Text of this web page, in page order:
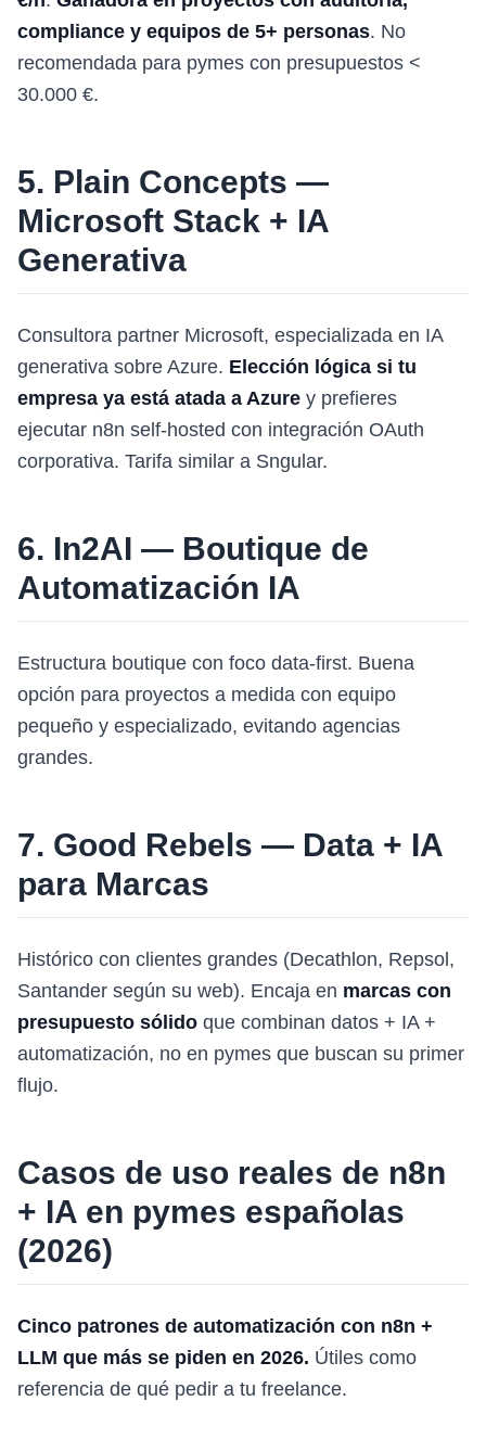
compliance y equipos de 5+ personas. No
recomendada para pymes con presupuestos <
30.000 €.
5. Plain Concepts —
Microsoft Stack + IA
Generativa
Consultora partner Microsoft, especializada en IA
generativa sobre Azure. Elección lógica si tu
empresa ya está atada a Azure y prefieres
ejecutar n8n self-hosted con integración OAuth
corporativa. Tarifa similar a Sngular.
6. In2AI — Boutique de
Automatización IA
Estructura boutique con foco data-first. Buena
opción para proyectos a medida con equipo
pequeño y especializado, evitando agencias
grandes.
7. Good Rebels — Data + IA
para Marcas
Histórico con clientes grandes (Decathlon, Repsol,
Santander según su web). Encaja en marcas con
presupuesto sólido que combinan datos + IA +
automatización, no en pymes que buscan su primer
flujo.
Casos de uso reales de n8n
+ IA en pymes españolas
(2026)
Cinco patrones de automatización con n8n +
LLM que más se piden en 2026. Útiles como
referencia de qué pedir a tu freelance.